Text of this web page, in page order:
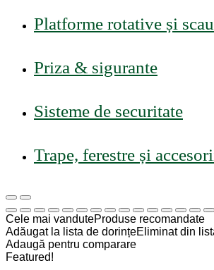
Platforme rotative și
Priza & sigurante
Sisteme de securitate
Trape, ferestre și
Cele mai vanduteProduse recomandate
Adăugat la lista de dorințeEliminat din
Adaugă pentru comparare
Featured!